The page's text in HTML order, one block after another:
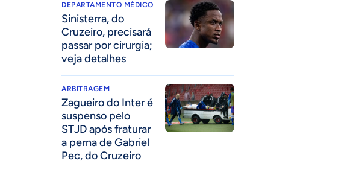
DEPARTAMENTO MÉDICO
Sinisterra, do
Cruzeiro, precisará
passar por cirurgia;
veja detalhes
ARBITRAGEM
Zagueiro do Inter é
suspenso pelo
STJD após fraturar
a perna de Gabriel
Pec, do Cruzeiro